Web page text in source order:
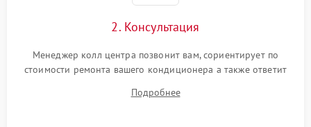
2. Консультация
Менеджер колл центра позвонит вам, сориентирует по
стоимости ремонта вашего кондиционера а также ответит
Подробнее